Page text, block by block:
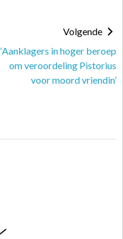
Volgende
‘Aanklagers in hoger beroep
om veroordeling Pistorius
voor moord vriendin’